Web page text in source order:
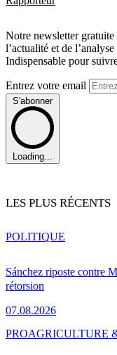
Notre newsletter
l’actualité et de
Indispensable pour
Entrez votre email
S'abonner
Loading...
LES PLUS RÉCENTS
Sánchez riposte contre
rétorsion
07.08.2026
POLITIQUE
PROAGRICULTURE